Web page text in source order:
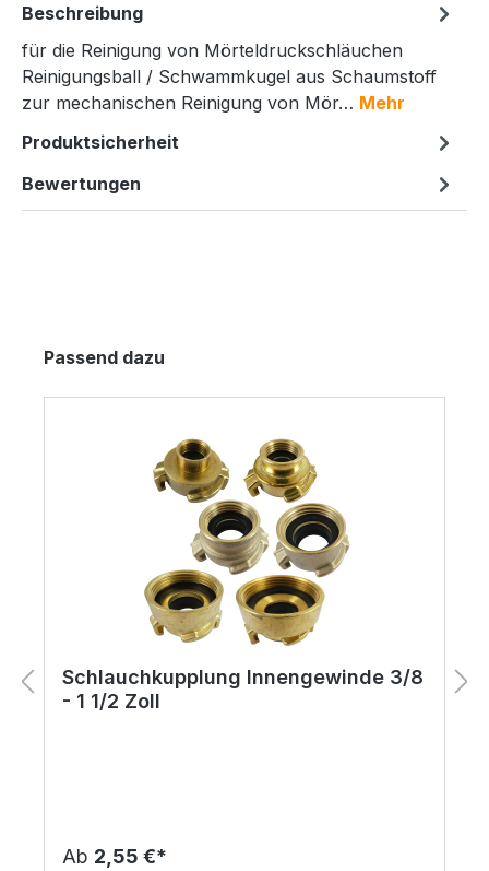
Beschreibung
für die Reinigung von Mörteldruckschläuchen
Reinigungsball / Schwammkugel aus Schaumstoff
zur mechanischen Reinigung von Mör… Mehr
Produktsicherheit
Bewertungen
Produktgalerie überspringen
Passend dazu
Schlauchkupplung Innengewinde 3/8
- 1 1/2 Zoll
Ab 2,55 €*